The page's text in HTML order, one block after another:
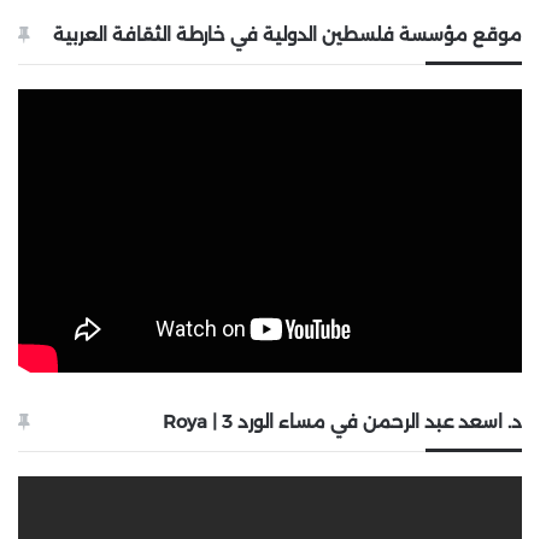
موقع مؤسسة فلسطين الدولية في خارطة الثقافة العربية
د. اسعد عبد الرحمن في مساء الورد 3 | Roya